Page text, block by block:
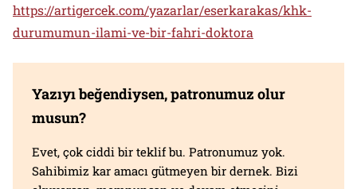
https://artigercek.com/yazarlar/eserkarakas/khk-
durumumun-ilami-ve-bir-fahri-doktora
Yazıyı beğendiysen, patronumuz olur
musun?
Evet, çok ciddi bir teklif bu. Patronumuz yok.
Sahibimiz kar amacı gütmeyen bir dernek. Bizi